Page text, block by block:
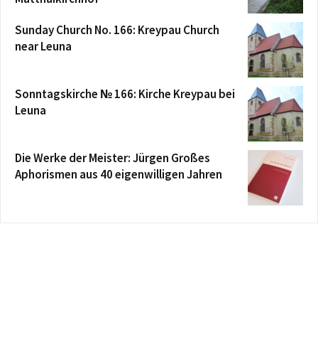
Sunday Church No. 166: Kreypau Church
near Leuna
Sonntagskirche № 166: Kirche Kreypau bei
Leuna
Die Werke der Meister: Jürgen Großes
Aphorismen aus 40 eigenwilligen Jahren